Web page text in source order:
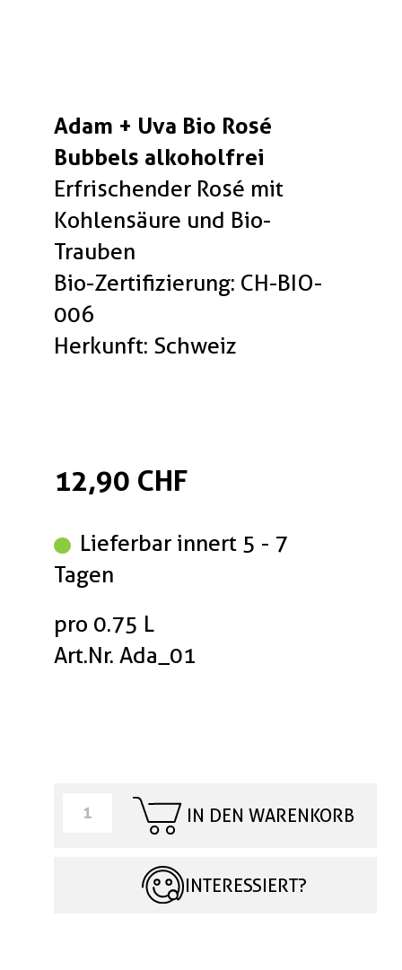
Adam + Uva Bio Rosé
Bubbels alkoholfrei
Erfrischender Rosé mit
Kohlensäure und Bio-
Trauben
Bio-Zertifizierung: CH-BIO-
006
Herkunft: Schweiz
12,90 CHF
Lieferbar innert 5 - 7
Tagen
pro 0.75 L
Art.Nr. Ada_01
IN DEN WARENKORB
INTERESSIERT?